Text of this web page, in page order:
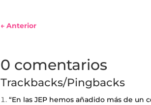
←Anterior
0 comentarios
Trackbacks/Pingbacks
“En las JEP hemos añadido más de